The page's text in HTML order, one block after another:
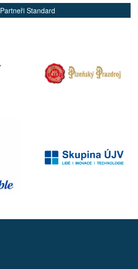
Partneři Standard